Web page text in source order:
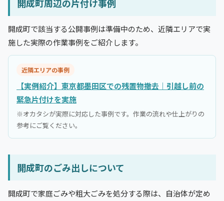
開成町周辺の片付け事例
開成町で該当する公開事例は準備中のため、近隣エリアで実
施した実際の作業事例をご紹介します。
近隣エリアの事例
【実例紹介】東京都墨田区での残置物撤去｜引越し前の
緊急片付けを実施
※オカタシが実際に対応した事例です。作業の流れや仕上がりの
参考にご覧ください。
開成町のごみ出しについて
開成町で家庭ごみや粗大ごみを処分する際は、自治体が定め